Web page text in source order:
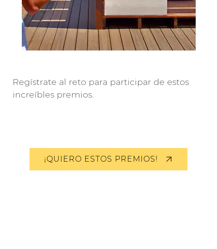
Regístrate al reto para participar de estos
increíbles premios.
¡QUIERO ESTOS PREMIOS!